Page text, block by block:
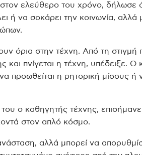
ελεύθερο του χρόνο, δήλωσε
ή να σοκάρει την κοινωνία, αλλά
όρια στην τέχνη. Από τη στιγμή
και πνίγεται η τέχνη, υπέδειξε.
προωθείται η ρητορική μίσους ή
ο καθηγητής τέχνης,
στον απλό κόσμο.
αλλά μπορεί να